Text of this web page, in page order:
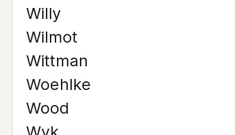
Willy
Wilmot
Wittman
Woehlke
Wood